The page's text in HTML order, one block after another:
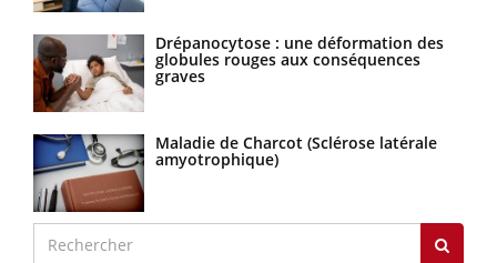
Drépanocytose : une déformation des
globules rouges aux conséquences
graves
Maladie de Charcot (Sclérose latérale
amyotrophique)